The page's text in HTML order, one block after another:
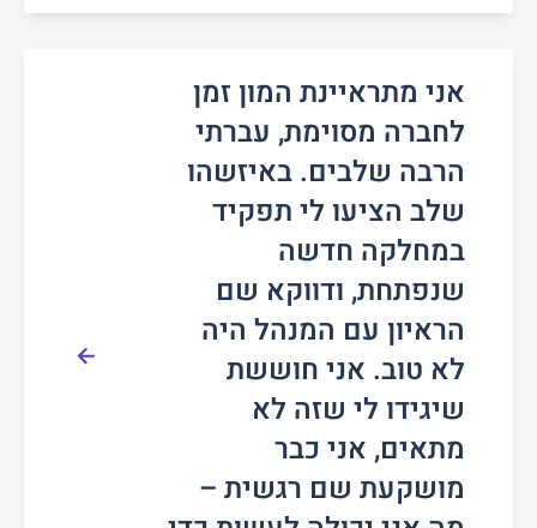
אני מתראיינת המון זמן
לחברה מסוימת, עברתי
הרבה שלבים. באיזשהו
שלב הציעו לי תפקיד
במחלקה חדשה
שנפתחת, ודווקא שם
הראיון עם המנהל היה
לא טוב. אני חוששת
שיגידו לי שזה לא
מתאים, אני כבר
מושקעת שם רגשית –